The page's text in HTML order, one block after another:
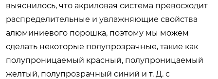
выяснилось, что акриловая система превосходит
распределительные и увлажняющие свойства
алюминиевого порошка, поэтому мы можем
сделать некоторые полупрозрачные, такие как
полупроницаемый красный, полупроницаемый
желтый, полупрозрачный синий и т. Д. с